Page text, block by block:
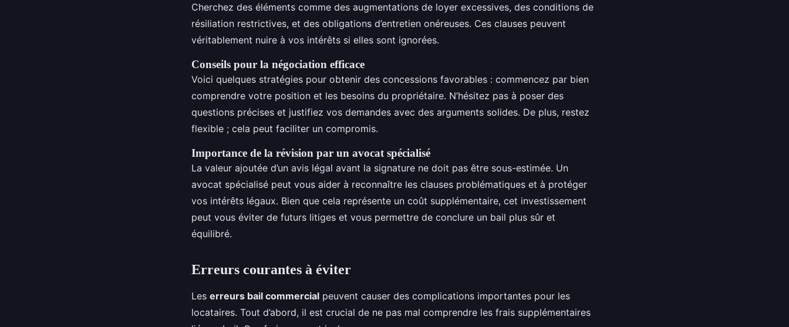
Cherchez des éléments comme des augmentations de loyer excessives, des conditions de
résiliation restrictives, et des obligations d’entretien onéreuses. Ces clauses peuvent
véritablement nuire à vos intérêts si elles sont ignorées.
Conseils pour la négociation efficace
Voici quelques stratégies pour obtenir des concessions favorables : commencez par bien
comprendre votre position et les besoins du propriétaire. N’hésitez pas à poser des
questions précises et justifiez vos demandes avec des arguments solides. De plus, restez
flexible ; cela peut faciliter un compromis.
Importance de la révision par un avocat spécialisé
La valeur ajoutée d’un avis légal avant la signature ne doit pas être sous-estimée. Un
avocat spécialisé peut vous aider à reconnaître les clauses problématiques et à protéger
vos intérêts légaux. Bien que cela représente un coût supplémentaire, cet investissement
peut vous éviter de futurs litiges et vous permettre de conclure un bail plus sûr et
équilibré.
Erreurs courantes à éviter
Les erreurs bail commercial peuvent causer des complications importantes pour les
locataires. Tout d’abord, il est crucial de ne pas mal comprendre les frais supplémentaires